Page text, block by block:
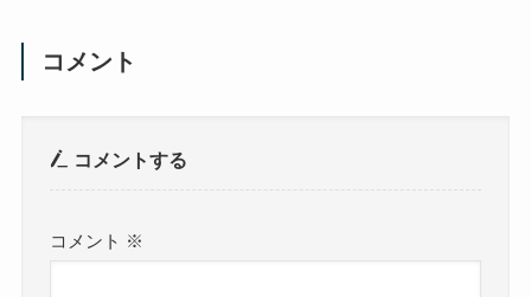
コメント
コメントする
コメント ※